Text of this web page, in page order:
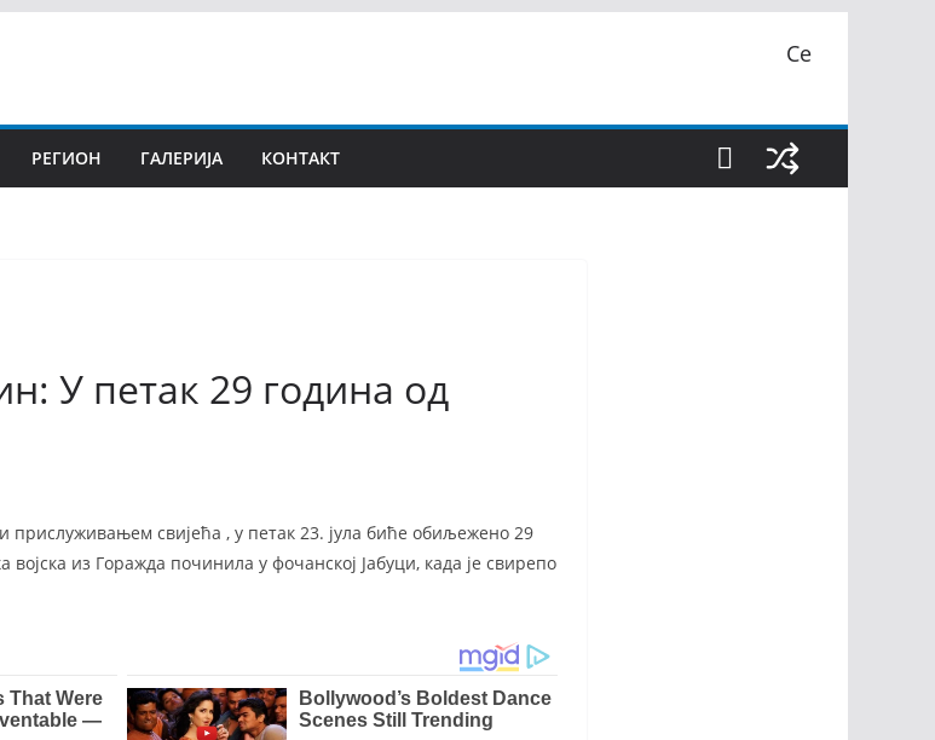
Се
РЕГИОН ГАЛЕРИЈА КОНТАКТ
У петак 29 година од
свијећа , у петак 23. јула биће обиљежено 29
војска из Горажда починила у фочанској Јабуци, када је свирепо